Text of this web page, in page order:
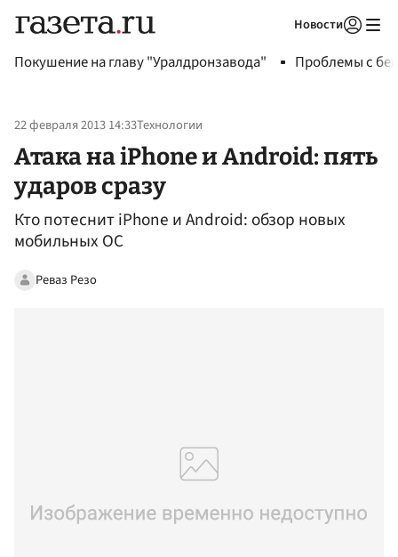
Новости
Покушение на главу "Уралдронзавода" Проблемы с
22 февраля 2013 14:33Технологии
Атака на iPhone и Android: пять
ударов сразу
Кто потеснит iPhone и Android: обзор новых
мобильных ОС
Реваз Резо